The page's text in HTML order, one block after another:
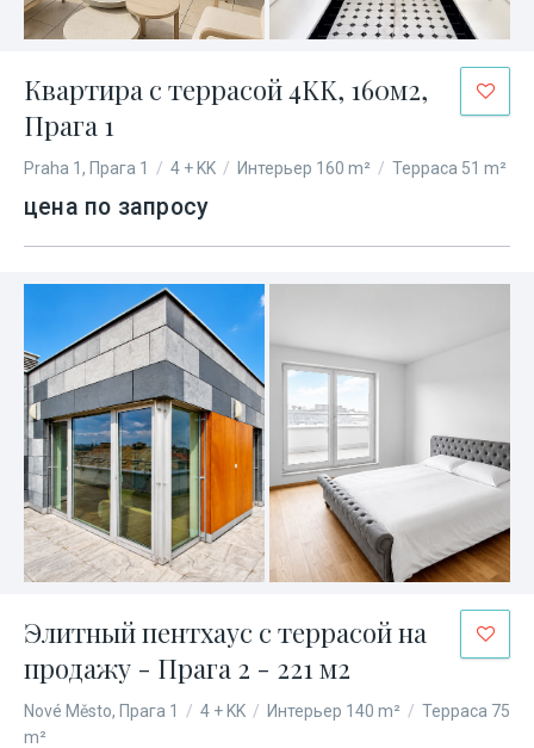
Квартира с террасой 4KK, 160м2,
Прага 1
Praha 1, Прага 1 / 4 + KK / Интерьер 160 m² / Терраса 51 m²
цена по запросу
Элитный пентхаус с террасой на
продажу - Прага 2 - 221 м2
Nové Město, Прага 1 / 4 + KK / Интерьер 140 m² / Терраса 75
m²